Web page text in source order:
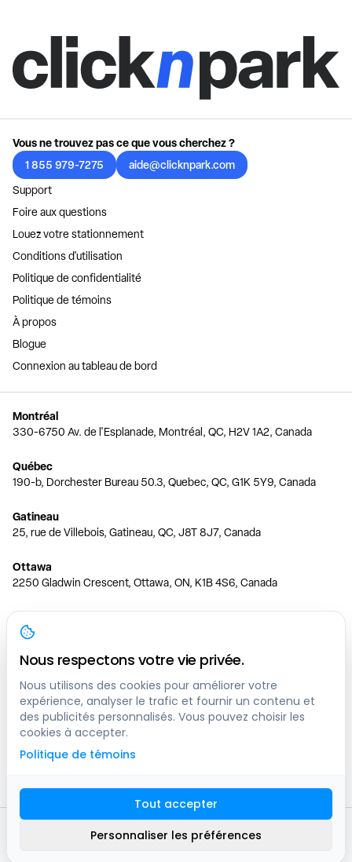
Vous ne trouvez pas ce que vous cherchez ?
1 855 979-7275
aide@clicknpark.com
Support
Foire aux questions
Louez votre stationnement
Conditions d'utilisation
Politique de confidentialité
Politique de témoins
À propos
Blogue
Connexion au tableau de bord
Montréal
330-6750 Av. de l'Esplanade, Montréal, QC, H2V 1A2, Canada
Québec
190-b, Dorchester Bureau 50.3, Quebec, QC, G1K 5Y9, Canada
Gatineau
25, rue de Villebois, Gatineau, QC, J8T 8J7, Canada
Ottawa
2250 Gladwin Crescent, Ottawa, ON, K1B 4S6, Canada
Toronto
150 Ferrand Dr, 6th Floor, Toronto, ON, M3C 3E5, Canada
Vancouver
1200 W 73rd Ave #1415, Vancouver, BC, V6P 6G5, Canada
Calgary
444 5 Ave SW #400 Calgary, AB, T2P 2T8, Canada
2016 -2026
Plan du site
Nous respectons votre vie privée.
Nous utilisons des cookies pour améliorer votre
expérience, analyser le trafic et fournir un contenu et
des publicités personnalisés. Vous pouvez choisir les
cookies à accepter.
Politique de témoins
Tout accepter
Personnaliser les préférences